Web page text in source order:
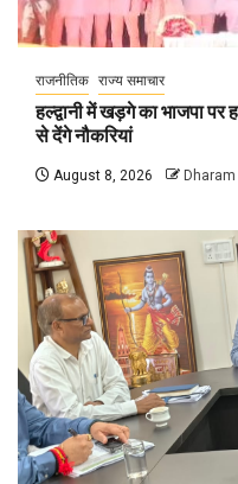
राजनीतिक राज्य समाचार
हल्द्वानी में खड़गे का भाजपा पर
से देंगे नौकरियां
August 8, 2026 Dharam